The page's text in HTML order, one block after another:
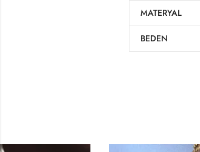
MATERYAL
BEDEN